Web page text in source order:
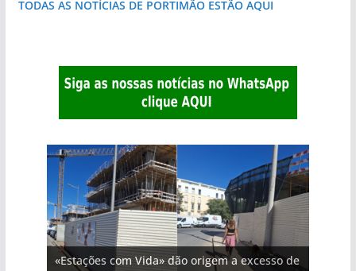
TODAS AS NOTÍCIAS DE PORTIMÃO ESTÃO AQUI
«Estações com Vida» dão origem a excesso de